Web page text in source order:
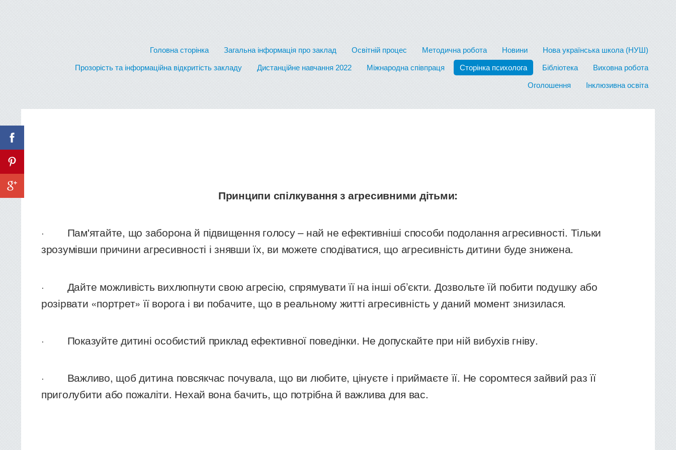
Головна сторінка Загальна інформація про заклад Освітній процес Методична робота Новини Нова українська школа (НУШ)
Прозорість та інформаційна відкритість закладу Дистанційне навчання 2022 Міжнародна співпраця Сторінка психолога Бібліотека Виховна робота
Оголошення Інклюзивна освіта
Принципи спілкування з агресивними дітьми:
· Пам'ятайте, що заборона й підвищення голосу – най не ефективніші способи подолання агресивності. Тільки
зрозумівши причини агресивності і знявши їх, ви можете сподіватися, що агресивність дитини буде знижена.
· Дайте можливість вихлюпнути свою агресію, спрямувати її на інші об’єкти. Дозвольте їй побити подушку або
розірвати «портрет» її ворога і ви побачите, що в реальному житті агресивність у даний момент знизилася.
· Показуйте дитині особистий приклад ефективної поведінки. Не допускайте при ній вибухів гніву.
· Важливо, щоб дитина повсякчас почувала, що ви любите, цінуєте і приймаєте її. Не соромтеся зайвий раз її
приголубити або пожаліти. Нехай вона бачить, що потрібна й важлива для вас.